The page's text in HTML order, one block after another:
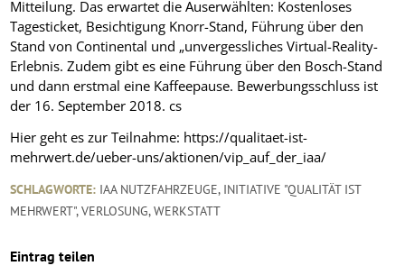
Mitteilung. Das erwartet die Auserwählten: Kostenloses
Tagesticket, Besichtigung Knorr-Stand, Führung über den
Stand von Continental und „unvergessliches Virtual-Reality-
Erlebnis. Zudem gibt es eine Führung über den Bosch-Stand
und dann erstmal eine Kaffeepause. Bewerbungsschluss ist
der 16. September 2018. cs
Hier geht es zur Teilnahme: https://qualitaet-ist-
mehrwert.de/ueber-uns/aktionen/vip_auf_der_iaa/
SCHLAGWORTE: IAA NUTZFAHRZEUGE, INITIATIVE "QUALITÄT IST
MEHRWERT",VERLOSUNG,WERKSTATT
Eintrag teilen